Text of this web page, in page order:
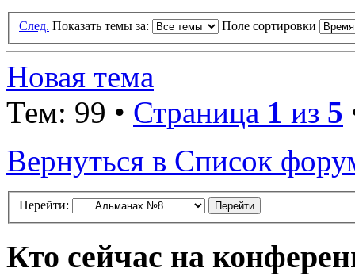
След. Показать темы за: Поле сортировки
Новая тема
Тем: 99 • Страница 1 из 5
Вернуться в Список
Перейти:
Кто сейчас на